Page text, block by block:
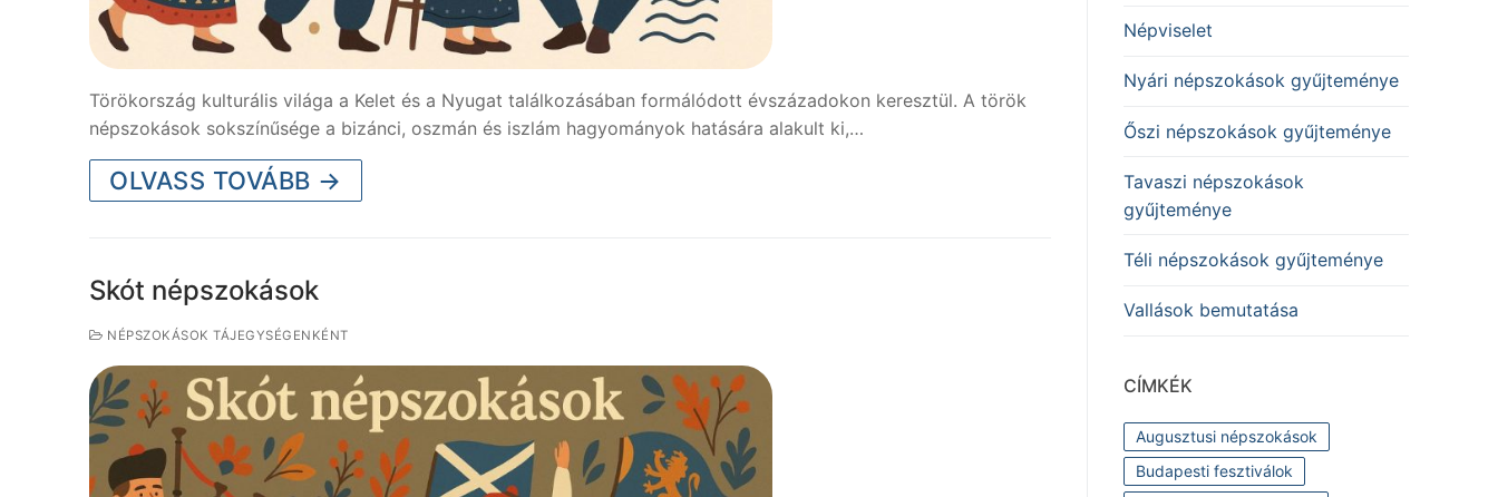
Törökország kulturális világa a Kelet és a Nyugat találkozásában formálódott évszázadokon keresztül. A török
népszokások sokszínűsége a bizánci, oszmán és iszlám hagyományok hatására alakult ki,…
OLVASS TOVÁBB →
Skót népszokások
NÉPSZOKÁSOK TÁJEGYSÉGENKÉNT
Népviselet
Nyári népszokások gyűjteménye
Őszi népszokások gyűjteménye
Tavaszi népszokások
gyűjteménye
Téli népszokások gyűjteménye
Vallások bemutatása
CÍMKÉK
Augusztusi népszokások
Budapesti fesztiválok